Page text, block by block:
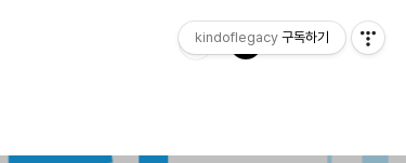
kindoflegacy 구독하기